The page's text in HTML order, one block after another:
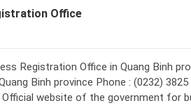
Office
Registration Office in Quang Binh
Binh province Phone : (0232) 3825
website of the government for